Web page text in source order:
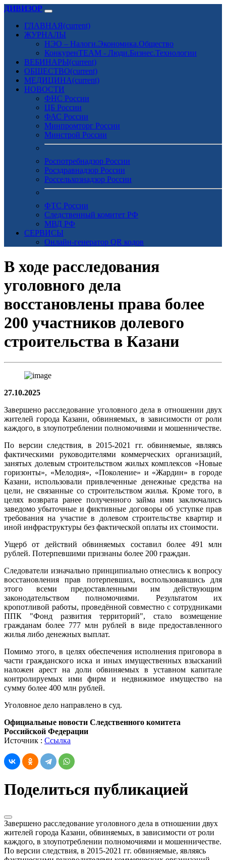
ДИВИЗОР
ГЛАВНАЯ(current)
ЖУРНАЛЫ
НЭО – Налоги.Экономика.Общество
КонкуренTEAM - Люди.Бизнес.Технологии
ВЕБИНАРЫ(current)
ОБЩЕСТВО(current)
МЕДИЦИНА(current)
НОВОСТИ
ФНС России
ЦБ России
ФАС России
Минпромторг России
Минстрой России
Роспотребнадзор России
Росздравнадзор России
Россельхознадзор России
ФТС России
Следственный комитет РФ
МВД РФ
СЕРВИСЫ
Онлайн-генератор QR кодов
В ходе расследования
уголовного дела
восстановлены права более
200 участников долевого
строительства в Казани
27.10.2025
Завершено расследование уголовного дела в отношении двух
жителей города Казани, обвиняемых, в зависимости от роли
каждого, в злоупотреблении полномочиями и мошенничестве.
По версии следствия, в 2015-2021 гг. обвиняемые, являясь
фактическими руководителями коммерческих организаций,
занятых долевым строительством жилых комплексов «Новые
горизонты», «Мелодия», «Поколение» и «Жардин» в городе
Казани, использовали привлеченные денежные средства на
цели, не связанные со строительством жилья. Кроме того, в
целях возврата ранее полученного займа ими заключались
заведомо убыточные и фиктивные договоры об уступке прав
требования на участие в долевом строительстве квартир и
иной инфраструктуры без фактической оплаты их стоимости.
Ущерб от действий обвиняемых составил более 491 млн
рублей. Потерпевшими признаны более 200 граждан.
Следователи изначально принципиально отнеслись к вопросу
восстановления прав потерпевших, воспользовавшись для
этого всеми предоставленными им действующим
законодательством полномочиями. Результатом их
кропотливой работы, проведённой совместно с сотрудниками
ППК "Фонд развития территорий", стало возмещение
гражданам более 777 млн рублей в виде предоставленного
жилья либо денежных выплат.
Помимо этого, в целях обеспечения исполнения приговора в
части гражданского иска и иных имущественных взысканий
наложен арест на доли обвиняемых в уставном капитале
контролируемых ими фирм и недвижимое имущество на
сумму более 400 млн рублей.
Уголовное дело направлено в суд.
Официальные новости Следственного комитета
Российской Федерации
Источник : Ссылка
Поделиться публикацией
Завершено расследование уголовного дела в отношении двух
жителей города Казани, обвиняемых, в зависимости от роли
каждого, в злоупотреблении полномочиями и мошенничестве.
По версии следствия, в 2015-2021 гг. обвиняемые, являясь